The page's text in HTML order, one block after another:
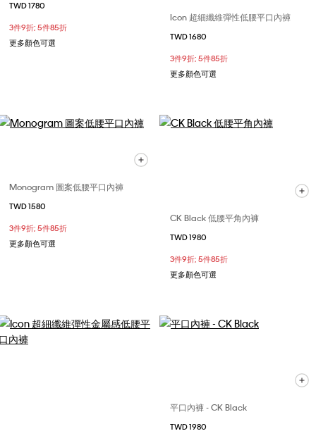
TWD 1780
3件9折; 5件85折
更多顏色可選
Icon 超細纖維彈性低腰平口內褲
TWD 1680
3件9折; 5件85折
更多顏色可選
Monogram 圖案低腰平口內褲
TWD 1580
3件9折; 5件85折
更多顏色可選
CK Black 低腰平角內褲
TWD 1980
3件9折; 5件85折
更多顏色可選
平口內褲 - CK Black
TWD 1980